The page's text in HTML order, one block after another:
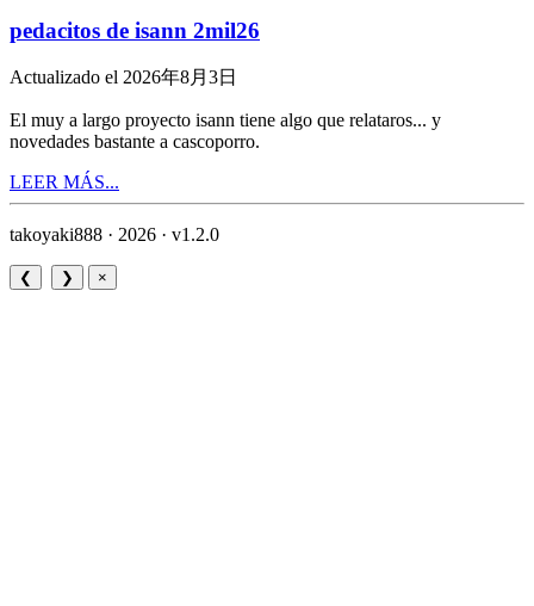
pedacitos de isann 2mil26
Actualizado el 2026年8月3日
El muy a largo proyecto isann tiene algo que relataros... y
novedades bastante a cascoporro.
LEER MÁS...
takoyaki888 · 2026 · v1.2.0
❮ ❯ ×